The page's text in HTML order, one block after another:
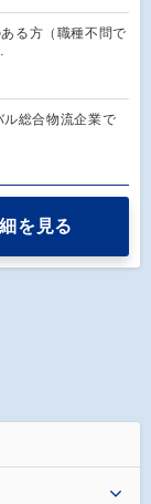
る⽅（職種不問で
総合物流企業で
を見る